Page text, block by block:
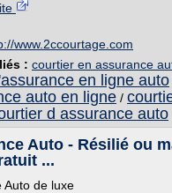
www.2ccourtage.com
: courtier en assurance
en ligne auto
auto en ligne /
d assurance auto
Auto - Résilié ou
...
Auto de luxe